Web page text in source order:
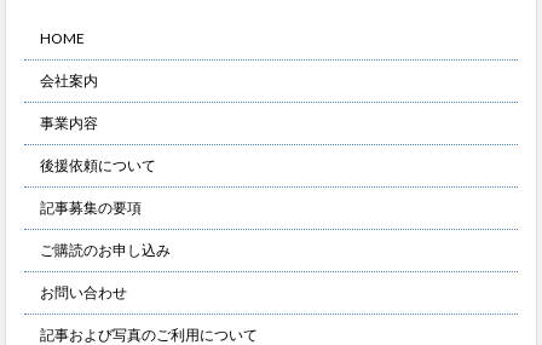
HOME
会社案内
事業内容
後援依頼について
記事募集の要項
ご購読のお申し込み
お問い合わせ
記事および写真のご利用について